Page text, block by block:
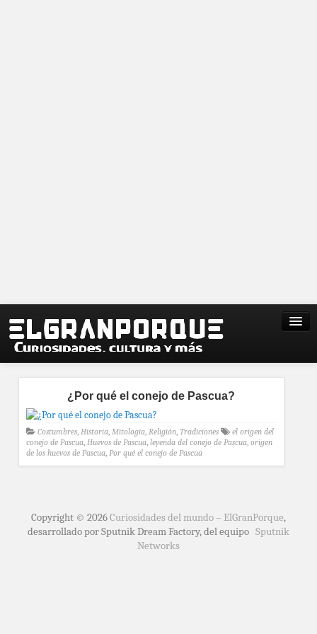
¿Por qué el conejo de Pascua?
Costumbres, Historia, Mitología, Religión, Tradiciones
el origen del
conejo de Pascua, Huevos de Pascua, leyenda del conejo de Pascua, origen
de los huevos de Pascua, Por qué el conejo de Pascua
Copyright © 2026Curiosidades del mundo – ElGranPorque,
desarrollado por Sputnik Dream Factory, del equipo Sputnik
Networks